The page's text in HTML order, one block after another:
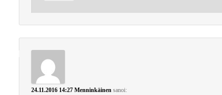
24.11.2016 14:27 Menninkäinen sanoi: